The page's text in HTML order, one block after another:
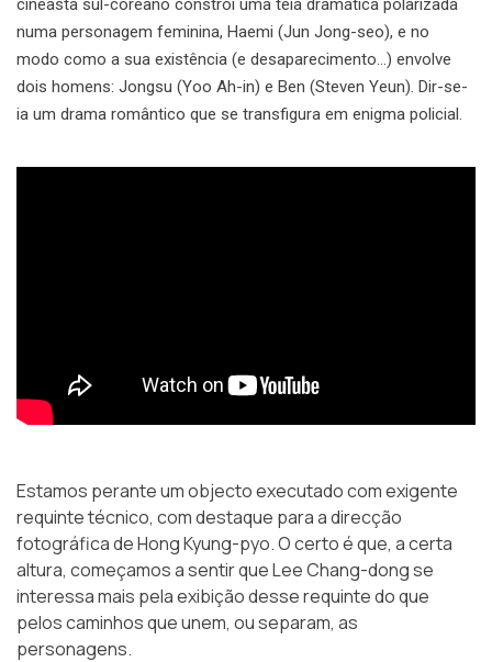
cineasta sul-coreano constrói uma teia dramática polarizada
numa personagem feminina, Haemi (Jun Jong-seo), e no
modo como a sua existência (e desaparecimento…) envolve
dois homens: Jongsu (Yoo Ah-in) e Ben (Steven Yeun). Dir-se-
ia um drama romântico que se transfigura em enigma policial.
Estamos perante um objecto executado com exigente
requinte técnico, com destaque para a direcção
fotográfica de Hong Kyung-pyo. O certo é que, a certa
altura, começamos a sentir que Lee Chang-dong se
interessa mais pela exibição desse requinte do que
pelos caminhos que unem, ou separam, as
personagens.